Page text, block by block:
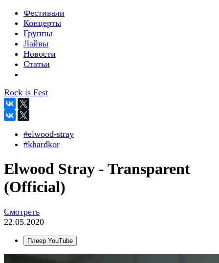
Фестивали
Концерты
Группы
Лайвы
Новости
Статьи
Rock is Fest
#elwood-stray
#khardkor
Elwood Stray - Transparent
(Official)
Смотреть
22.05.2020
Плеер YouTube